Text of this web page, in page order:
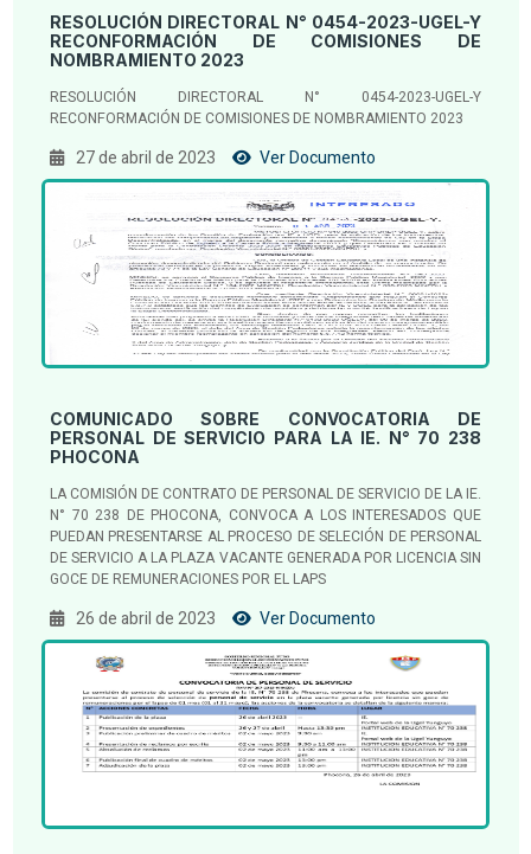
RESOLUCIÓN DIRECTORAL N° 0454-2023-UGEL-Y
RECONFORMACIÓN DE COMISIONES DE
NOMBRAMIENTO 2023
RESOLUCIÓN DIRECTORAL N° 0454-2023-UGEL-Y
RECONFORMACIÓN DE COMISIONES DE NOMBRAMIENTO 2023
27 de abril de 2023 Ver Documento
COMUNICADO SOBRE CONVOCATORIA DE
PERSONAL DE SERVICIO PARA LA IE. N° 70 238
PHOCONA
LA COMISIÓN DE CONTRATO DE PERSONAL DE SERVICIO DE LA IE.
N° 70 238 DE PHOCONA, CONVOCA A LOS INTERESADOS QUE
PUEDAN PRESENTARSE AL PROCESO DE SELECIÓN DE PERSONAL
DE SERVICIO A LA PLAZA VACANTE GENERADA POR LICENCIA SIN
GOCE DE REMUNERACIONES POR EL LAPS
26 de abril de 2023 Ver Documento